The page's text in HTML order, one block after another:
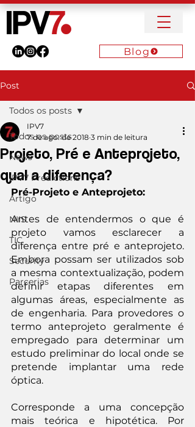
Blog
Post
Todos os posts
News
IPV7 Predictions
Artigo
NIIS
TIC
Security
Parcerias
Todos os posts
Projeto, Pré e Anteprojeto,
qual a diferença?
IPV7
7 de ago. de 2018 3 min de leitura
Pré-Projeto e Anteprojeto:
Antes de entendermos o que é
projeto vamos esclarecer a
diferença entre pré e anteprojeto.
Embora possam ser utilizados sob
a mesma contextualização, podem
definir etapas diferentes em
algumas áreas, especialmente as
de engenharia. Para provedores o
termo anteprojeto geralmente é
empregado para determinar um
estudo preliminar do local onde se
pretende implantar uma rede
óptica.
Corresponde a uma concepção
mais teórica e hipotética. Por